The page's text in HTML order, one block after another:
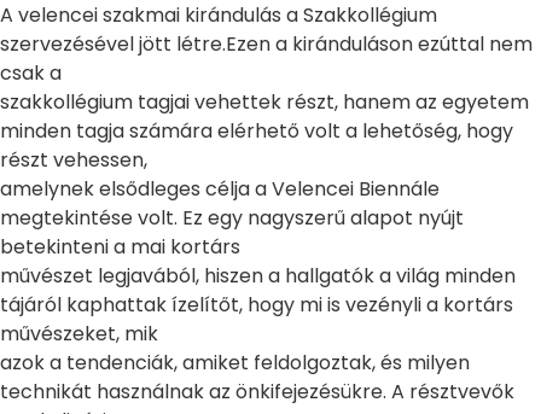
A velencei szakmai kirándulás a Szakkollégium
szervezésével jött létre.Ezen a kiránduláson ezúttal nem
csak a
szakkollégium tagjai vehettek részt, hanem az egyetem
minden tagja számára elérhető volt a lehetőség, hogy
részt vehessen,
amelynek elsődleges célja a Velencei Biennále
megtekintése volt. Ez egy nagyszerű alapot nyújt
betekinteni a mai kortárs
művészet legjavából, hiszen a hallgatók a világ minden
tájáról kaphattak ízelítőt, hogy mi is vezényli a kortárs
művészeket, mik
azok a tendenciák, amiket feldolgoztak, és milyen
technikát használnak az önkifejezésükre. A résztvevők